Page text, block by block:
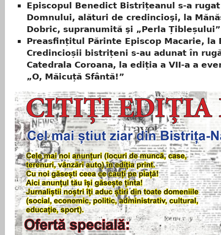
Episcopul Benedict Bistrițeanul s-a
Domnului, alături de credincioşi, la
Dobric, supranumită şi „Perla Țibleșului”
Preasfințitul Părinte Episcop Macarie, la
Credincioșii bistrițeni s-au adunat în
Catedrala Coroana, la ediția a VII-a a
„O, Măicuță Sfântă!”